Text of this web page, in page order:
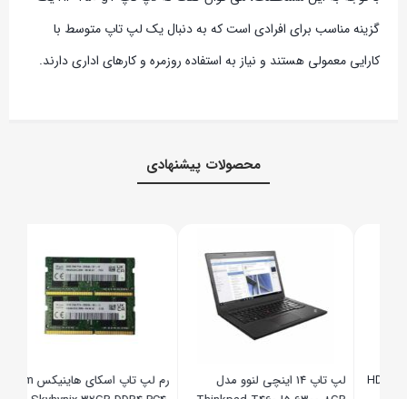
گزینه مناسب برای افرادی است که به دنبال یک لپ تاپ متوسط با
کارایی معمولی هستند و نیاز به استفاده روزمره و کارهای اداری دارند.
محصولات پیشنهادی
لپ تاپ 14 اینچی لنوو مدل
رم لپ تاپ اسکای هاینیکس Ram